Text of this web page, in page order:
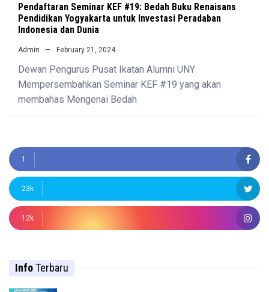
Pendaftaran Seminar KEF #19: Bedah Buku Renaisans
Pendidikan Yogyakarta untuk Investasi Peradaban
Indonesia dan Dunia
Admin February 21, 2024
Dewan Pengurus Pusat Ikatan Alumni UNY
Mempersembahkan Seminar KEF #19 yang akan
membahas Mengenai Bedah
1
23k
12k
InfoTerbaru